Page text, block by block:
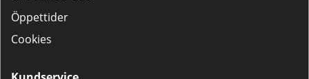
Öppettider
Cookies